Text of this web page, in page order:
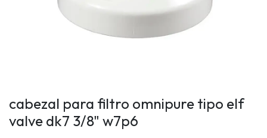
cabezal para filtro omnipure tipo elf
valve dk7 3/8" w7p6